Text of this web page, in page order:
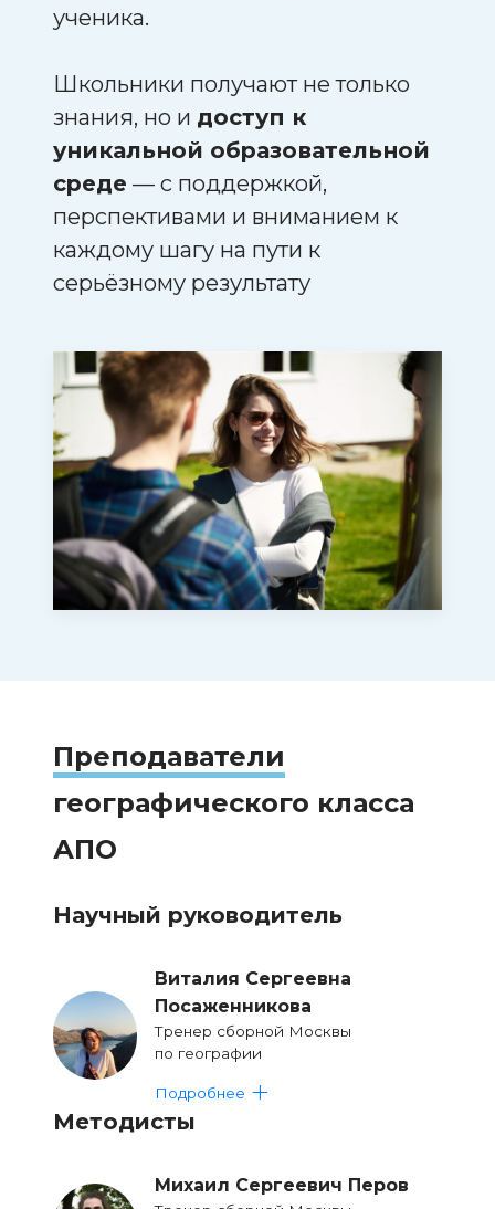
ученика.
Школьники получают не только
знания, но и доступ к
уникальной образовательной
среде — с поддержкой,
перспективами и вниманием к
каждому шагу на пути к
серьёзному результату
Преподаватели
географического класса
АПО
Научный руководитель
Виталия Сергеевна
Посаженникова
Тренер сборной Москвы
по географии
Подробнее
Методисты
Михаил Сергеевич Перов